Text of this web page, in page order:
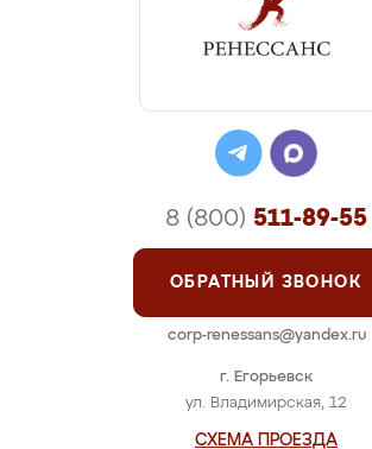
г. Егорьевск
ул. Владимирская, 12
СХЕМА ПРОЕЗДА
8 (800) 511-89-55
ОБРАТНЫЙ ЗВОНОК
corp-renessans@yandex.ru